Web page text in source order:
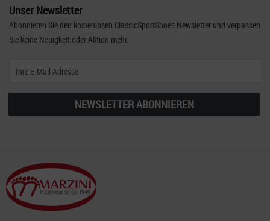
Unser Newsletter
Abonnieren Sie den kostenlosen ClassicSportShoes Newsletter und verpassen
Sie keine Neuigkeit oder Aktion mehr.
NEWSLETTER ABONNIEREN